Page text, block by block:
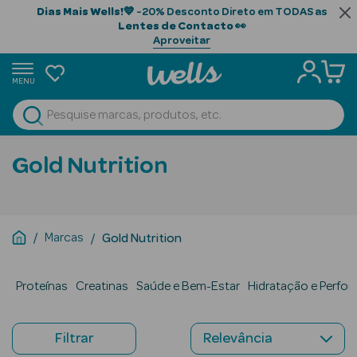
Dias Mais Wells!💙 -20% Desconto Direto em TODAS as
Lentes de Contacto👀
Aproveitar
MENU
Ver Tudo
Cosmética
Luxo
Gold Nutrition
Marcas Gold Nutrition
Proteínas Creatinas Saúde e Bem-Estar Hidratação e
Filtrar